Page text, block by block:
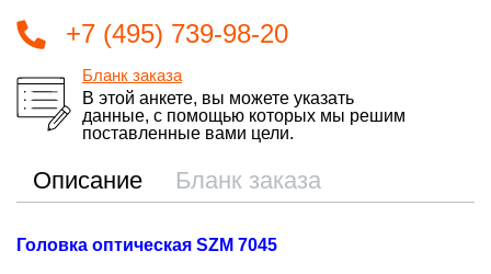
+7 (495) 739-98-20
Бланк заказа
В этой анкете, вы можете указать
данные, с помощью которых мы решим
поставленные вами цели.
Описание Бланк заказа
Головка оптическая SZM 7045